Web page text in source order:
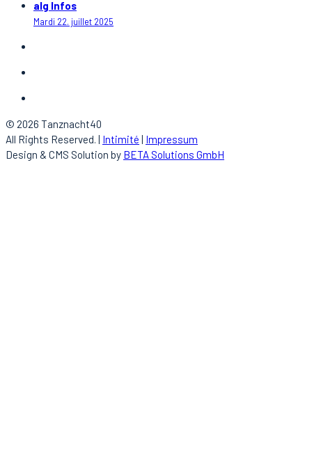
alg Infos
Mardi 22. juillet 2025
© 2026 Tanznacht40
All Rights Reserved. | Intimité
Impressum
Design & CMS Solution by BETA Solutions GmbH